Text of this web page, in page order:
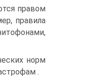
правом
правила
норм
.